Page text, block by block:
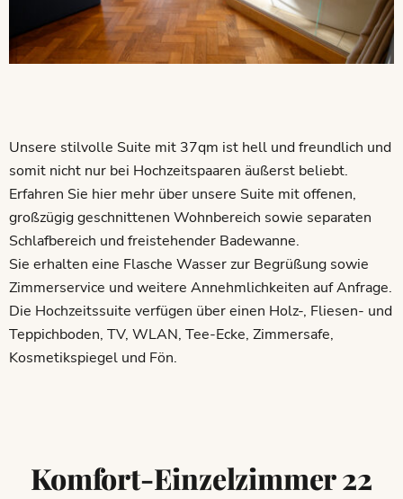
Unsere stilvolle Suite mit 37qm ist hell und freundlich und
somit nicht nur bei Hochzeitspaaren äußerst beliebt.
Erfahren Sie hier mehr über unsere Suite mit offenen,
großzügig geschnittenen Wohnbereich sowie separaten
Schlafbereich und freistehender Badewanne.
Sie erhalten eine Flasche Wasser zur Begrüßung sowie
Zimmerservice und weitere Annehmlichkeiten auf Anfrage.
Die Hochzeitssuite verfügen über einen Holz-, Fliesen- und
Teppichboden, TV, WLAN, Tee-Ecke, Zimmersafe,
Kosmetikspiegel und Fön.
Komfort-Einzelzimmer 22